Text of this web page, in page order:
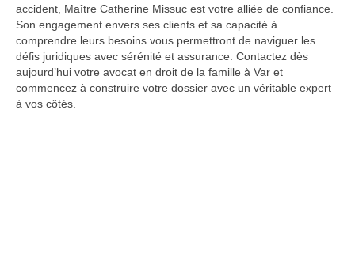
accident, Maître Catherine Missuc est votre alliée de confiance.
Son engagement envers ses clients et sa capacité à
comprendre leurs besoins vous permettront de naviguer les
défis juridiques avec sérénité et assurance. Contactez dès
aujourd’hui votre avocat en droit de la famille à Var et
commencez à construire votre dossier avec un véritable expert
à vos côtés.